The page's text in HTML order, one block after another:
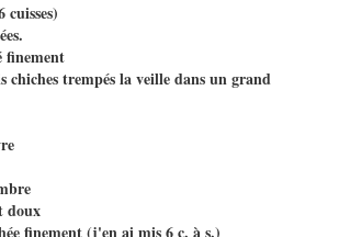
finement
chiches trempés la veille dans un grand
doux
finement (j'en ai mis 6 c. à s.)